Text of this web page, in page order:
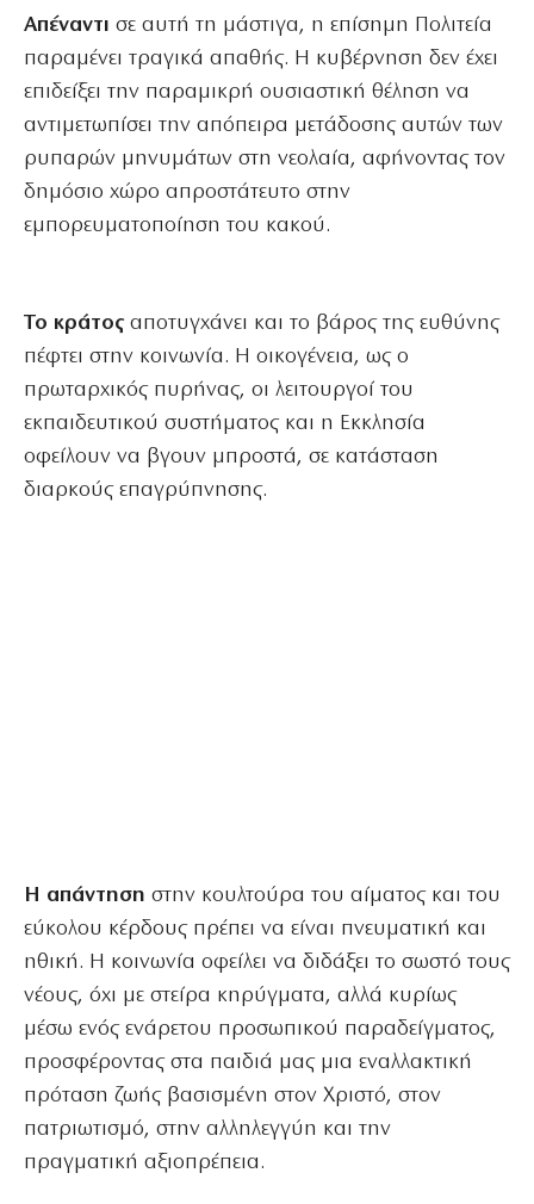
Απέναντι σε αυτή τη μάστιγα, η επίσημη Πολιτεία
παραμένει τραγικά απαθής. Η κυβέρνηση δεν έχει
επιδείξει την παραμικρή ουσιαστική θέληση να
αντιμετωπίσει την απόπειρα μετάδοσης αυτών των
ρυπαρών μηνυμάτων στη νεολαία, αφήνοντας τον
δημόσιο χώρο απροστάτευτο στην
εμπορευματοποίηση του κακού.
Το κράτος αποτυγχάνει και το βάρος της ευθύνης
πέφτει στην κοινωνία. Η οικογένεια, ως ο
πρωταρχικός πυρήνας, οι λειτουργοί του
εκπαιδευτικού συστήματος και η Εκκλησία
οφείλουν να βγουν μπροστά, σε κατάσταση
διαρκούς επαγρύπνησης.
Η απάντηση στην κουλτούρα του αίματος και του
εύκολου κέρδους πρέπει να είναι πνευματική και
ηθική. Η κοινωνία οφείλει να διδάξει το σωστό τους
νέους, όχι με στείρα κηρύγματα, αλλά κυρίως
μέσω ενός ενάρετου προσωπικού παραδείγματος,
προσφέροντας στα παιδιά μας μια εναλλακτική
πρόταση ζωής βασισμένη στον Χριστό, στον
πατριωτισμό, στην αλληλεγγύη και την
πραγματική αξιοπρέπεια.